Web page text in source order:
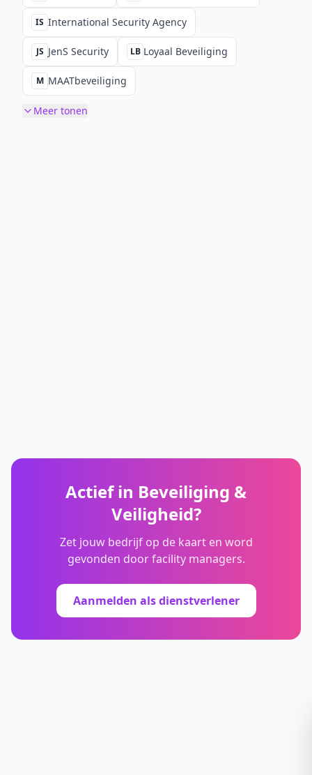
IS International Security Agency
JS JenS Security LB Loyaal Beveiliging
M MAATbeveiliging
Meer tonen
Actief in Beveiliging &
Veiligheid?
Zet jouw bedrijf op de kaart en word
gevonden door facility managers.
Aanmelden als dienstverlener